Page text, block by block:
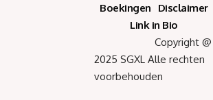
Boekingen
Disclaimer
Link in Bio
Copyright @
2025 SGXL Alle rechten
voorbehouden